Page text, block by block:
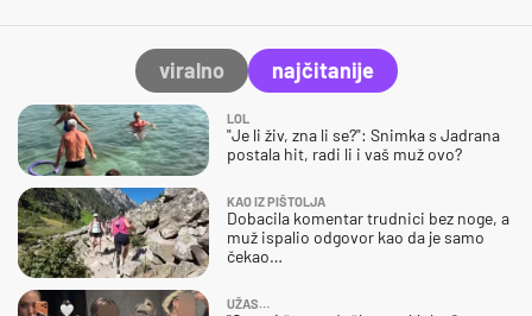
viralno najčitanije
LOL
"Je li živ, zna li se?": Snimka s Jadrana
postala hit, radi li i vaš muž ovo?
KAO IZ PIŠTOLJA
Dobacila komentar trudnici bez noge, a
muž ispalio odgovor kao da je samo
čekao…
UŽAS…